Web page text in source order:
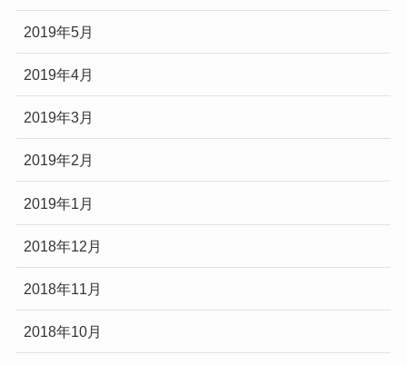
2019年5月
2019年4月
2019年3月
2019年2月
2019年1月
2018年12月
2018年11月
2018年10月